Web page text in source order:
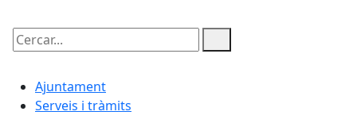
Cercar:
Ajuntament
Serveis i tràmits